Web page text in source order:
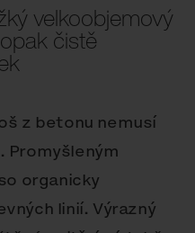
velkoobjemový
čistě
z betonu nemusí
Promyšleným
organicky
linií. Výrazný